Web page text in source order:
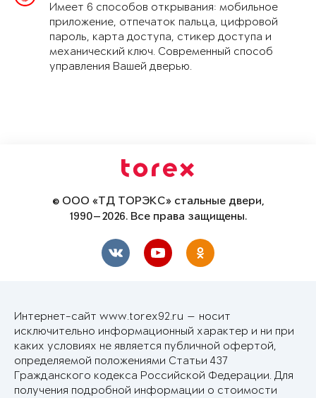
Имеет 6 способов открывания: мобильное
приложение, отпечаток пальца, цифровой
пароль, карта доступа, стикер доступа и
механический ключ. Современный способ
управления Вашей дверью.
© ООО «ТД ТОРЭКС» стальные двери,
1990—2026. Все права защищены.
Интернет-сайт www.torex92.ru — носит
исключительно информационный характер и ни при
каких условиях не является публичной офертой,
определяемой положениями Статьи 437
Гражданского кодекса Российской Федерации. Для
получения подробной информации о стоимости